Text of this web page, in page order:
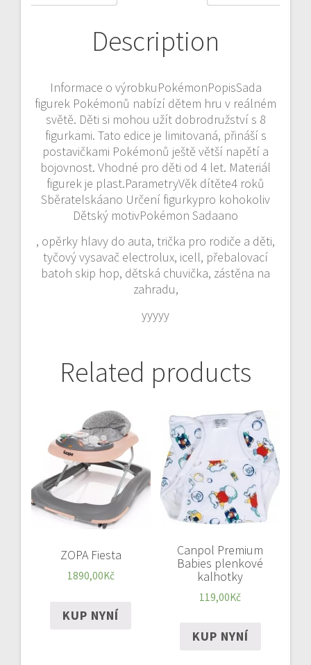
Description
Informace o výrobkuPokémonPopisSada
figurek Pokémonů nabízí dětem hru v reálném
světě. Děti si mohou užít dobrodružství s 8
figurkami. Tato edice je limitovaná, přináší s
postavičkami Pokémonů ještě větší napětí a
bojovnost. Vhodné pro děti od 4 let. Materiál
figurek je plast.ParametryVěk dítěte4 roků
Sběratelskáano Určení figurkypro kohokoliv
Dětský motivPokémon Sadaano
, opěrky hlavy do auta, trička pro rodiče a děti,
tyčový vysavač electrolux, icell, přebalovací
batoh skip hop, dětská chuvička, zástěna na
zahradu,
yyyyy
Related products
ZOPA Fiesta
1890,00Kč
KUP NYNÍ
Canpol Premium
Babies plenkové
kalhotky
119,00Kč
KUP NYNÍ